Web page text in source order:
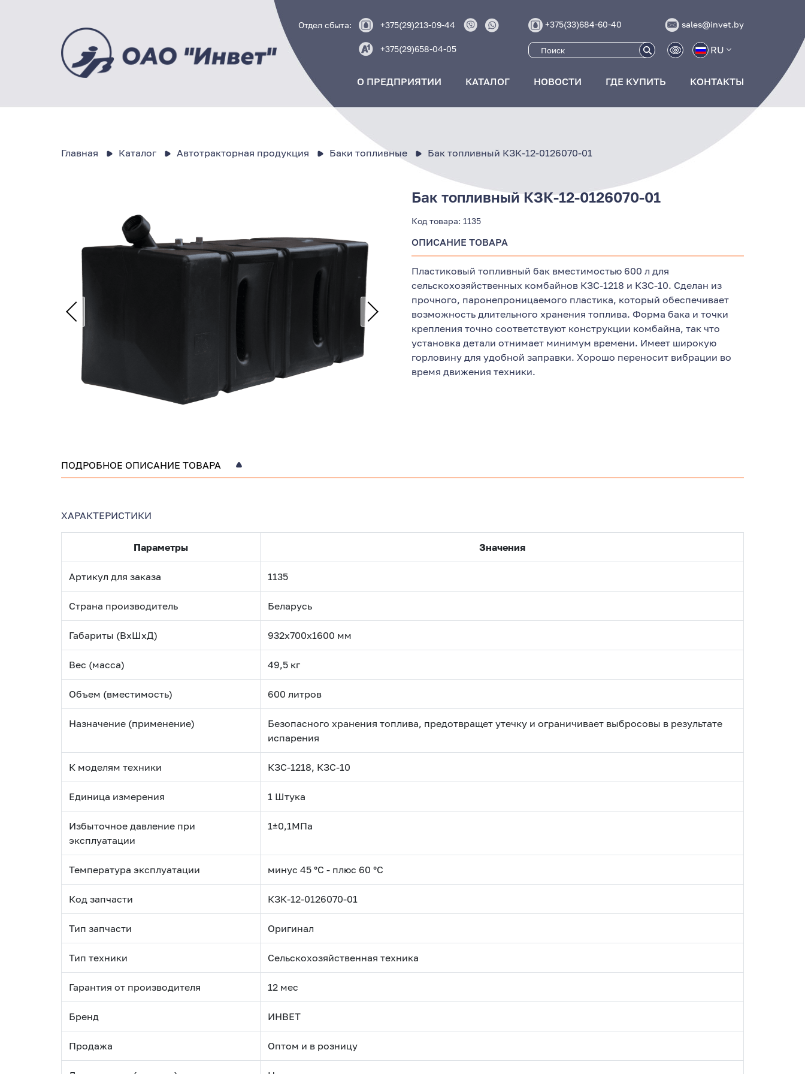
Отдел сбыта: +375(29)213-09-44
+375(29)658-04-05
+375(33)684-60-40 sales@invet.by
RU
О ПРЕДПРИЯТИИ КАТАЛОГ НОВОСТИ ГДЕ КУПИТЬ КОНТАКТЫ
Главная Каталог Автотракторная продукция Баки топливные Бак топливный КЗК-12-0126070-01
Бак топливный КЗК-12-0126070-01
Код товара: 1135
ОПИСАНИЕ ТОВАРА
Пластиковый топливный бак вместимостью 600 л для
сельскохозяйственных комбайнов КЗС-1218 и КЗС-10. Сделан из
прочного, паронепроницаемого пластика, который обеспечивает
возможность длительного хранения топлива. Форма бака и точки
крепления точно соответствуют конструкции комбайна, так что
установка детали отнимает минимум времени. Имеет широкую
горловину для удобной заправки. Хорошо переносит вибрации во
время движения техники.
ПОДРОБНОЕ ОПИСАНИЕ ТОВАРА
ХАРАКТЕРИСТИКИ
Параметры Значения
Артикул для заказа 1135
Страна производитель Беларусь
Габариты (ВхШхД) 932х700х1600 мм
Вес (масса) 49,5 кг
Объем (вместимость) 600 литров
Назначение (применение)
Безопасного хранения топлива, предотвращет утечку и ограничивает выбросовы в результате
испарения
К моделям техники КЗС-1218, КЗС-10
Единица измерения 1 Штука
Избыточное давление при
эксплуатации
1±0,1МПа
Температура эксплуатации минус 45 °С - плюс 60 °С
Код запчасти КЗК-12-0126070-01
Тип запчасти Оригинал
Тип техники Сельскохозяйственная техника
Гарантия от производителя 12 мес
Бренд ИНВЕТ
Продажа Оптом и в розницу